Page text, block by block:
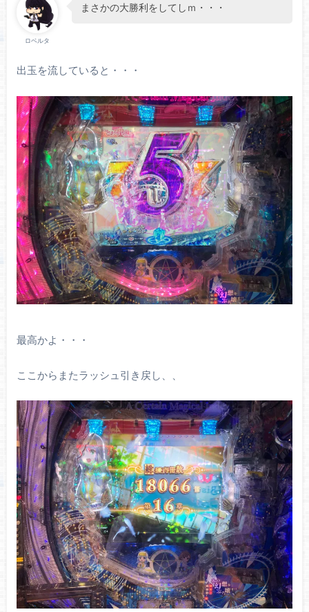
ロベルタ
まさかの大勝利をしてしｍ・・・
出玉を流していると・・・
最高かよ・・・
ここからまたラッシュ引き戻し、、